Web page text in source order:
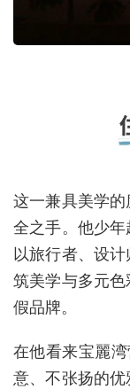
这一兼具美学
全之手。他少年
以旅行者、设
筑美学与多元
假品牌。
在他看来宝麗
意、不张扬的